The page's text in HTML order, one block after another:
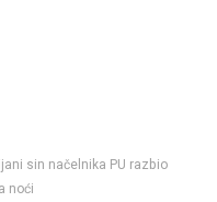
sin načelnika PU razbio
noći